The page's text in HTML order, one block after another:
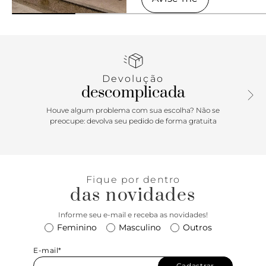
Devolução
descomplicada
Houve algum problema com sua escolha? Não se
preocupe: devolva seu pedido de forma gratuita
Fique por dentro
das novidades
Informe seu e-mail e receba as novidades!
Feminino Masculino Outros
E-mail*